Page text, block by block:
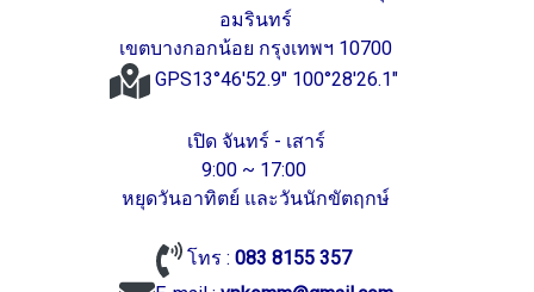
อมรินทร์
เขตบางกอกน้อย กรุงเทพฯ 10700
GPS13°46'52.9" 100°28'26.1"
เปิด จันทร์ - เสาร์
9:00 ~ 17:00
หยุดวันอาทิตย์ และวันนักขัตฤกษ์
โทร : 083 8155 357